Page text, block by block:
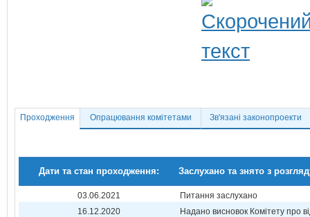
Проходження Опрацювання комітетами Зв'язані законопроекти
Дати та стан проходження: Заслухано та знято з
03.06.2021
Питання заслухано
16.12.2020
Надано висновок Комітету про